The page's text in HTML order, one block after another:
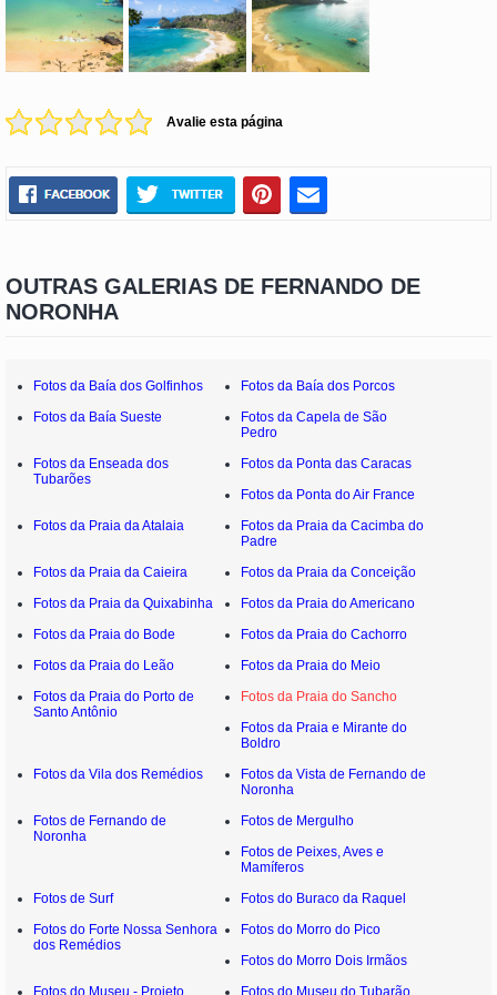
Avalie esta página
OUTRAS GALERIAS DE FERNANDO DE
NORONHA
Fotos da Baía dos Golfinhos
Fotos da Baía dos Porcos
Fotos da Baía Sueste
Fotos da Capela de São
Pedro
Fotos da Enseada dos
Tubarões
Fotos da Ponta das Caracas
Fotos da Ponta do Air France
Fotos da Praia da Atalaia
Fotos da Praia da Cacimba do
Padre
Fotos da Praia da Caieira
Fotos da Praia da Conceição
Fotos da Praia da Quixabinha
Fotos da Praia do Americano
Fotos da Praia do Bode
Fotos da Praia do Cachorro
Fotos da Praia do Leão
Fotos da Praia do Meio
Fotos da Praia do Porto de
Santo Antônio
Fotos da Praia do Sancho
Fotos da Praia e Mirante do
Boldro
Fotos da Vila dos Remédios
Fotos da Vista de Fernando de
Noronha
Fotos de Fernando de
Noronha
Fotos de Mergulho
Fotos de Peixes, Aves e
Mamíferos
Fotos de Surf
Fotos do Buraco da Raquel
Fotos do Forte Nossa Senhora
dos Remédios
Fotos do Morro do Pico
Fotos do Morro Dois Irmãos
Fotos do Museu - Projeto
Fotos do Museu do Tubarão